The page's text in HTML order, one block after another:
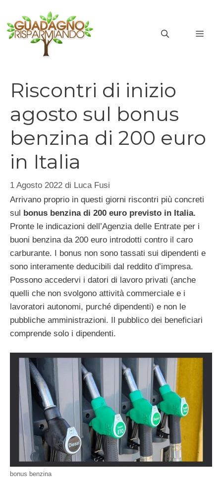
contenuto
Riscontri di inizio
agosto sul bonus
benzina di 200 euro
in Italia
1 Agosto 2022 di Luca Fusi
Arrivano proprio in questi giorni riscontri più concreti
sul bonus benzina di 200 euro previsto in Italia.
Pronte le indicazioni dell’Agenzia delle Entrate per i
buoni benzina da 200 euro introdotti contro il caro
carburante. I bonus non sono tassati sui dipendenti e
sono interamente deducibili dal reddito d’impresa.
Possono accedervi i datori di lavoro privati ​​(anche
quelli che non svolgono attività commerciale e i
lavoratori autonomi, purché dipendenti) e non le
pubbliche amministrazioni. Il pubblico dei beneficiari
comprende solo i dipendenti.
bonus benzina